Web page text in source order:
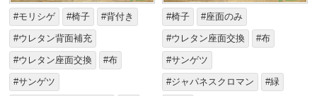
#モリシゲ #椅子 #背付き
#ウレタン背面補充
#ウレタン座面交換 #布
#サンゲツ
#椅子 #座面のみ
#ウレタン座面交換 #布
#サンゲツ
#ジャパネスクロマン #緑